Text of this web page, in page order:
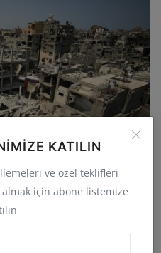
KATILIN
ve özel teklifleri
için abone listemize
5 Gün Sürecek